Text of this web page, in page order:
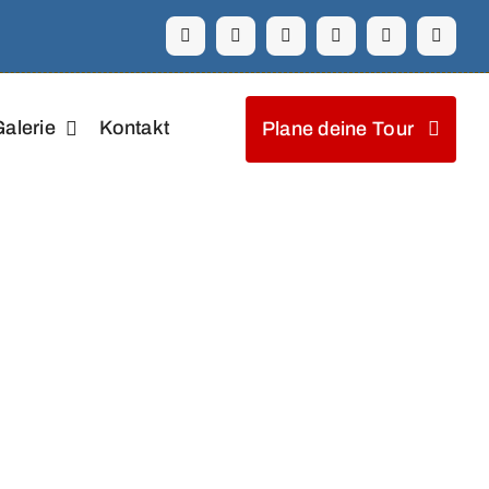
Kontakt Plane deine Tour